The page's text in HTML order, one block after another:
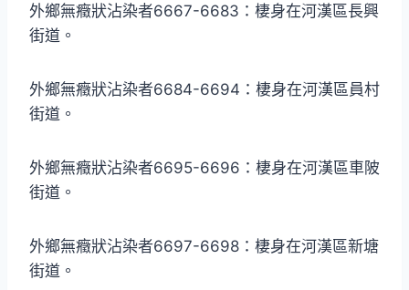
外鄉無癥狀沾染者6667-6683：棲身在河漢區長興
街道。
外鄉無癥狀沾染者6684-6694：棲身在河漢區員村
街道。
外鄉無癥狀沾染者6695-6696：棲身在河漢區車陂
街道。
外鄉無癥狀沾染者6697-6698：棲身在河漢區新塘
街道。